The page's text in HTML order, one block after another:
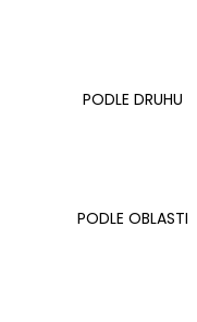
PODLE DRUHU
PODLE OBLASTI